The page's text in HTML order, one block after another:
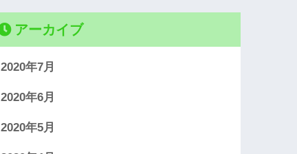
アーカイブ
2020年7月
2020年6月
2020年5月